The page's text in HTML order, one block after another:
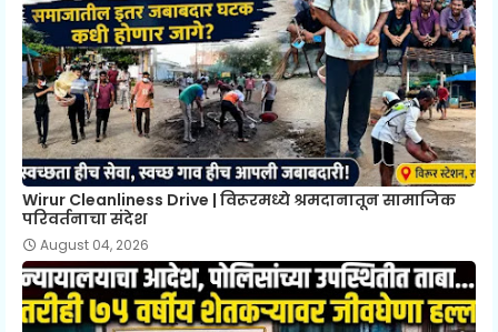
Wirur Cleanliness Drive | विरूरमध्ये श्रमदानातून सामाजिक
परिवर्तनाचा संदेश
August 04, 2026